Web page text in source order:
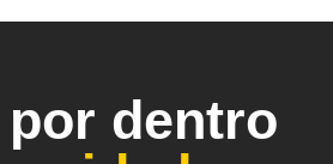
dentro